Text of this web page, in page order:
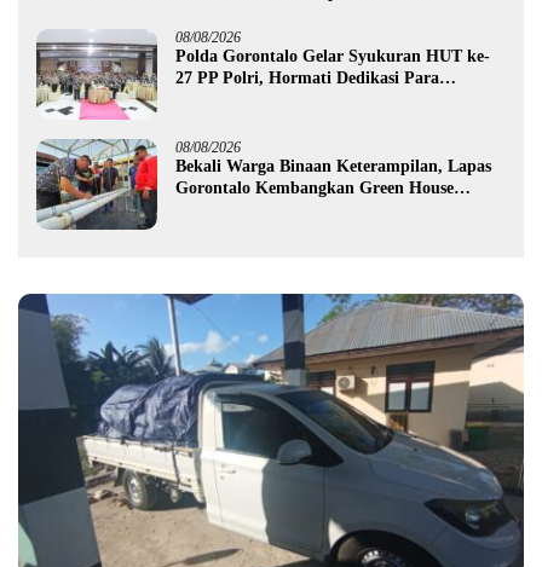
08/08/2026
Polda Gorontalo Gelar Syukuran HUT ke-
27 PP Polri, Hormati Dedikasi Para
08/08/2026
Bekali Warga Binaan Keterampilan, Lapas
Gorontalo Kembangkan Green House